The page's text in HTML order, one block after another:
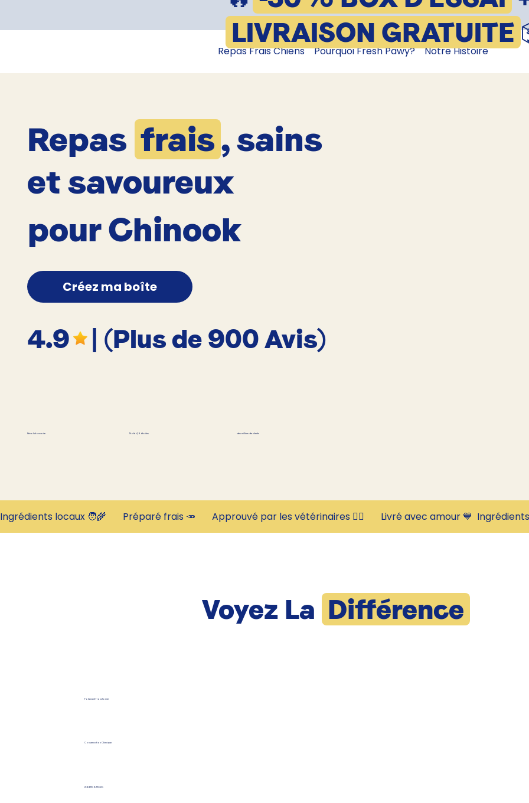
Repas Frais Chiens Pourquoi Fresh Pawy? Notre Histoire
LIVRAISON GRATUITE
Repas frais, sains
et savoureux
pour Chinook
Créez ma boîte
4.9 | (Plus de 900 Avis)
Révolutionnaire Noté 4,9 étoiles des milliers de clients
Ingrédients locaux 🧑‍🌾       Préparé frais 🥕       Approuvé par les vétérinaires 👩‍⚕️       Livré avec amour 💙
Voyez La Différence
Fortement Transformé
Conservation Chimique
Additifs Artificiels